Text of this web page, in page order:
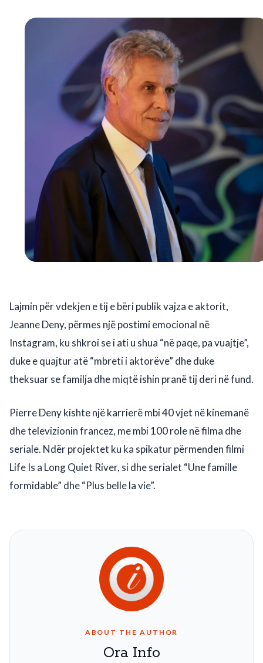
Lajmin për vdekjen e tij e bëri publik vajza e aktorit,
Jeanne Deny, përmes një postimi emocional në
Instagram, ku shkroi se i ati u shua “në paqe, pa vuajtje”,
duke e quajtur atë “mbreti i aktorëve” dhe duke
theksuar se familja dhe miqtë ishin pranë tij deri në fund.
Pierre Deny kishte një karrierë mbi 40 vjet në kinemanë
dhe televizionin francez, me mbi 100 role në filma dhe
seriale. Ndër projektet ku ka spikatur përmenden filmi
Life Is a Long Quiet River, si dhe serialet “Une famille
formidable” dhe “Plus belle la vie”.
ABOUT THE AUTHOR
Ora Info